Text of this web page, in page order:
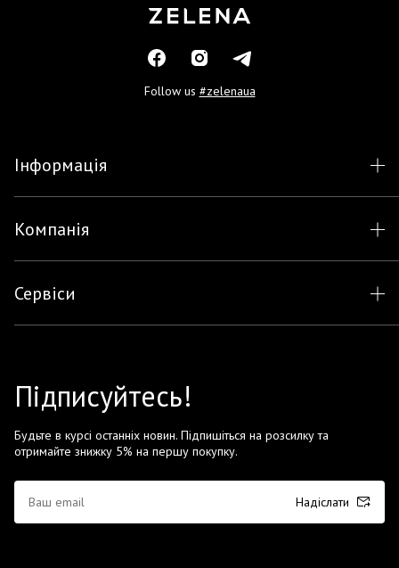
Follow us #zelenaua
Інформація
Компанія
Сервіси
Підписуйтесь!
Будьте в курсі останніх новин. Підпишіться на розсилку та
отримайте знижку 5% на першу покупку.
Надіслати